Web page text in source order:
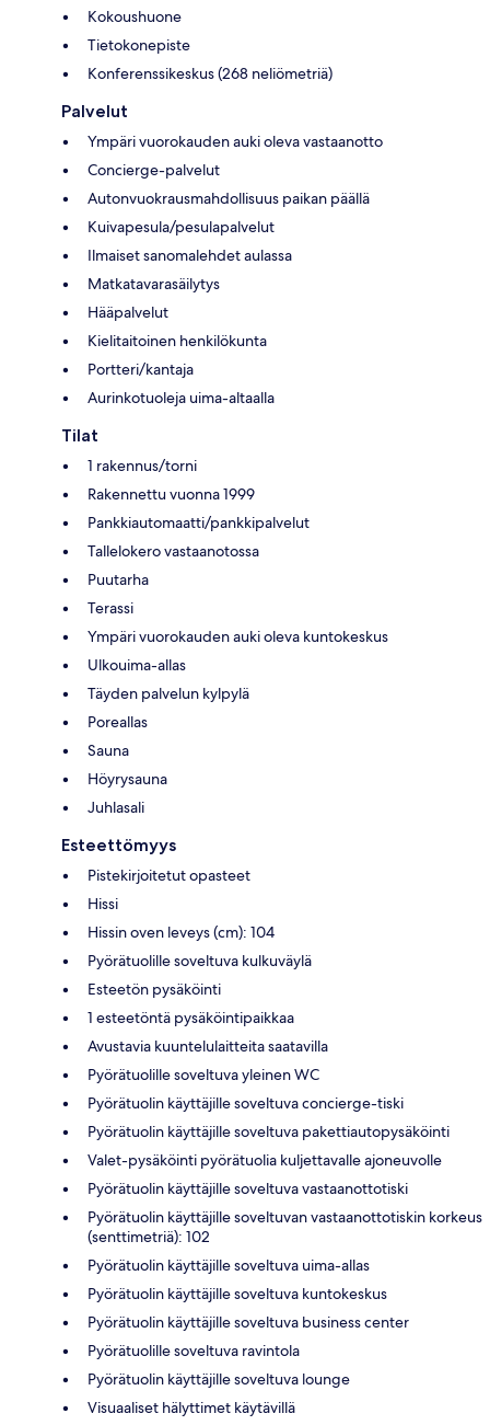
Kokoushuone
Tietokonepiste
Konferenssikeskus (268 neliömetriä)
Palvelut
Ympäri vuorokauden auki oleva vastaanotto
Concierge-palvelut
Autonvuokrausmahdollisuus paikan päällä
Kuivapesula/pesulapalvelut
Ilmaiset sanomalehdet aulassa
Matkatavarasäilytys
Hääpalvelut
Kielitaitoinen henkilökunta
Portteri/kantaja
Aurinkotuoleja uima-altaalla
Tilat
1 rakennus/torni
Rakennettu vuonna 1999
Pankkiautomaatti/pankkipalvelut
Tallelokero vastaanotossa
Puutarha
Terassi
Ympäri vuorokauden auki oleva kuntokeskus
Ulkouima-allas
Täyden palvelun kylpylä
Poreallas
Sauna
Höyrysauna
Juhlasali
Esteettömyys
Pistekirjoitetut opasteet
Hissi
Hissin oven leveys (cm): 104
Pyörätuolille soveltuva kulkuväylä
Esteetön pysäköinti
1 esteetöntä pysäköintipaikkaa
Avustavia kuuntelulaitteita saatavilla
Pyörätuolille soveltuva yleinen WC
Pyörätuolin käyttäjille soveltuva concierge-tiski
Pyörätuolin käyttäjille soveltuva pakettiautopysäköinti
Valet-pysäköinti pyörätuolia kuljettavalle ajoneuvolle
Pyörätuolin käyttäjille soveltuva vastaanottotiski
Pyörätuolin käyttäjille soveltuvan vastaanottotiskin korkeus
(senttimetriä): 102
Pyörätuolin käyttäjille soveltuva uima-allas
Pyörätuolin käyttäjille soveltuva kuntokeskus
Pyörätuolin käyttäjille soveltuva business center
Pyörätuolille soveltuva ravintola
Pyörätuolin käyttäjille soveltuva lounge
Visuaaliset hälyttimet käytävillä